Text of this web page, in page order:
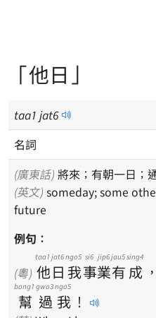
「他日」
taa1 jat6
名詞
(廣東話) 將來；有朝一日；
(英文)
future
例句：
(粵) 他
taa1
日
jat6
我
ngo5
事
si6
業
jip6
有
jau5
成
sing4
，
幫
bong1
過
gwo3
我
ngo5
！